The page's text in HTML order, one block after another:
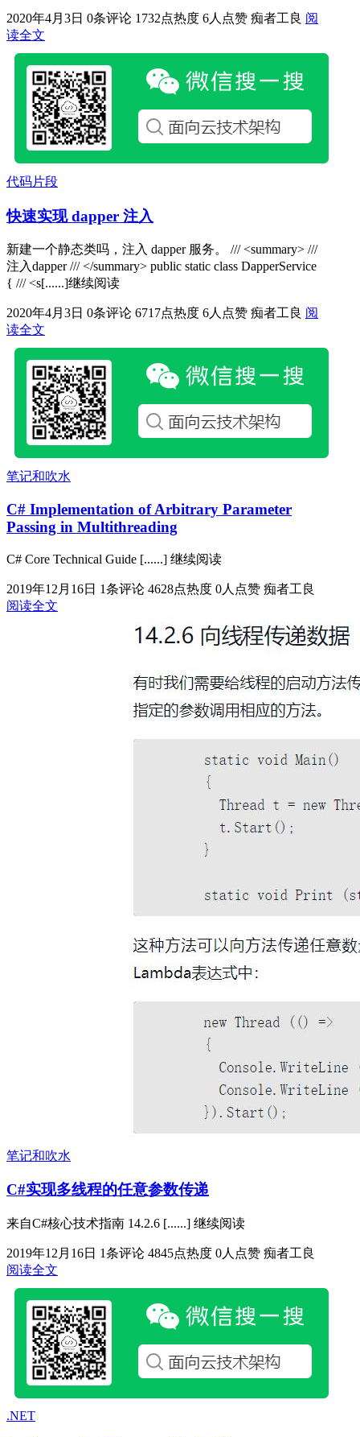
2020年4月3日 0条评论 1732点热度 6人点赞 痴者工良 阅
读全文
代码片段
快速实现 dapper 注入
新建一个静态类吗，注入 dapper 服务。 /// <summary> ///
注入dapper /// </summary> public static class DapperService
{ /// <s[......]继续阅读
2020年4月3日 0条评论 6717点热度 6人点赞 痴者工良 阅
读全文
笔记和吹水
C# Implementation of Arbitrary Parameter
Passing in Multithreading
C# Core Technical Guide [......] 继续阅读
2019年12月16日 1条评论 4628点热度 0人点赞 痴者工良
阅读全文
笔记和吹水
C#实现多线程的任意参数传递
来自C#核心技术指南 14.2.6 [......] 继续阅读
2019年12月16日 1条评论 4845点热度 0人点赞 痴者工良
阅读全文
.NET